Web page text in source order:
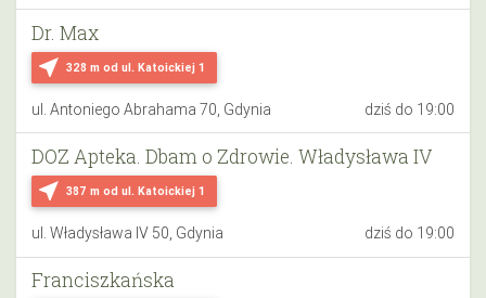
near_me 328 m od ul. Katoickiej 1
Dr. Max
ul. Antoniego Abrahama 70, Gdynia dziś do 19:00
near_me 387 m od ul. Katoickiej 1
DOZ Apteka. Dbam o Zdrowie. Władysława IV
ul. Władysława IV 50, Gdynia dziś do 19:00
Franciszkańska